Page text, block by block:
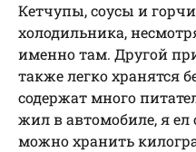
Кетчупы, соусы и
холодильника,
именно там. Другой
также легко хранятся
содержат много
жил в автомобиле, я ел
можно хранить